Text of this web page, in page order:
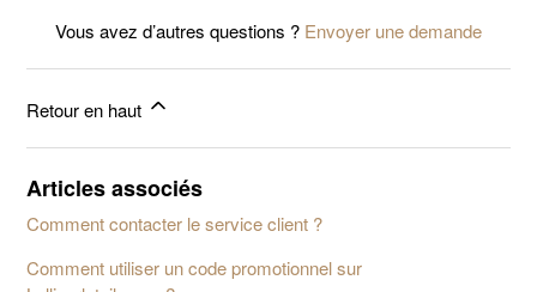
Vous avez d’autres questions ? Envoyer une demande
Retour en haut
Articles associés
Comment contacter le service client ?
Comment utiliser un code promotionnel sur